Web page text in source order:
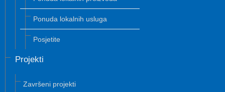
Ponuda lokalnih usluga
Posjetite
Projekti
Završeni projekti